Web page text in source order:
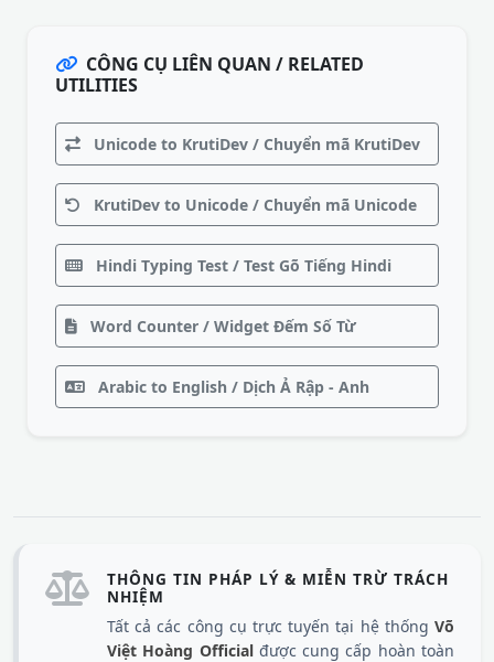
CÔNG CỤ LIÊN QUAN / RELATED
UTILITIES
Unicode to KrutiDev / Chuyển mã KrutiDev
KrutiDev to Unicode / Chuyển mã Unicode
Hindi Typing Test / Test Gõ Tiếng Hindi
Word Counter / Widget Đếm Số Từ
Arabic to English / Dịch Ả Rập - Anh
THÔNG TIN PHÁP LÝ & MIỄN TRỪ TRÁCH
NHIỆM
Tất cả các công cụ trực tuyến tại hệ thống Võ
Việt Hoàng Officialđược cung cấp hoàn toàn